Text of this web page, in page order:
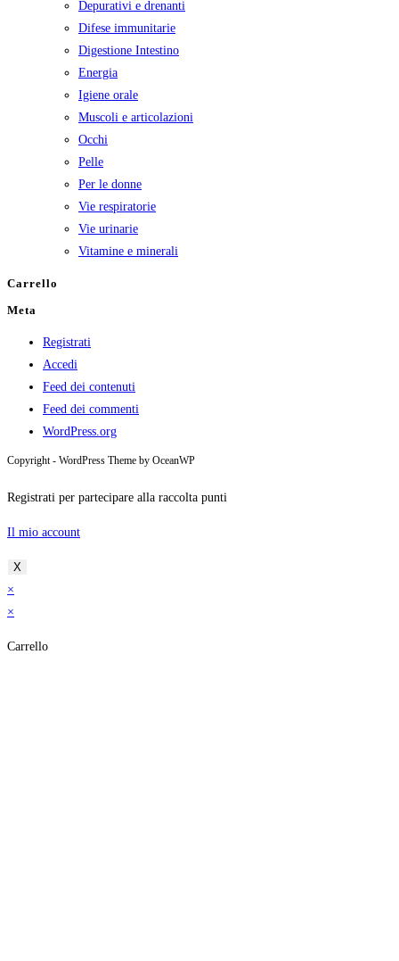
Depurativi e drenanti
Difese immunitarie
Digestione Intestino
Energia
Igiene orale
Muscoli e articolazioni
Occhi
Pelle
Per le donne
Vie respiratorie
Vie urinarie
Vitamine e minerali
Carrello
Meta
Registrati
Accedi
Feed dei contenuti
Feed dei commenti
WordPress.org
Copyright - WordPress Theme by OceanWP
Registrati per partecipare alla raccolta punti
Il mio account
X
×
×
Carrello